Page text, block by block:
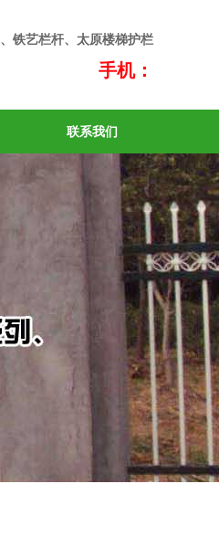
铁艺栏杆、太原楼梯护栏
手机：
联系我们